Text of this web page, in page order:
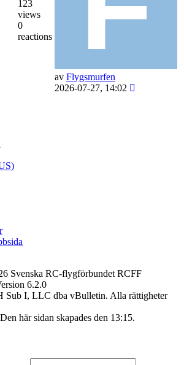
123
views
0
reactions
av Flygsmurfen
2026-07-27, 14:02
Svenska RC-flygförbundet RCFF
6.2.0
Sub I, LLC dba vBulletin. Alla rättigheter
här sidan skapades den 13:15.